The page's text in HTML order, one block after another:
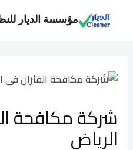
مؤسسة الديار
شركة مكافحة
الرياض